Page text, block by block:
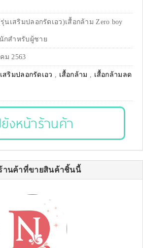
นเสริมปลอกรัดเอว)เสื้อกล้าม Zero boy
กสำหรับผู้ชาย
ม 2563
สริมปลอกรัดเอว , เสื้อกล้าม , เสื้อกล้ามลด
ยังหน้าร้านค้า
านค้าที่ขายสินค้าชิ้นนี้